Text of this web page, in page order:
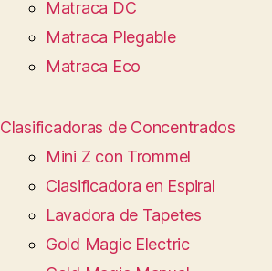
Matraca DC
Matraca Plegable
Matraca Eco
Clasificadoras de Concentrados
Mini Z con Trommel
Clasificadora en Espiral
Lavadora de Tapetes
Gold Magic Electric